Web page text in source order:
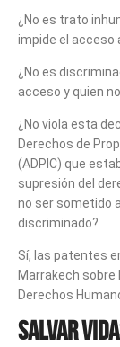
¿No es trato
impide el acceso
¿No es
acceso y quien
¿No viola esta
Derechos de
(ADPIC) que
supresión del
no ser sometido
discriminado?
Sí, las patentes
Marrakech sobre
Derechos
Salvar